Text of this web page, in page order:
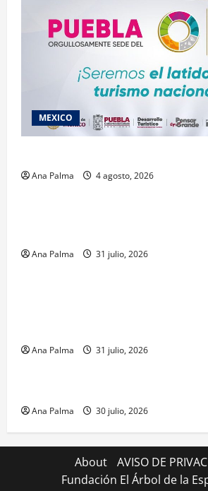
MEXICO
Ana Palma 4 agosto, 2026
Estados
Ana Palma 31 julio, 2026
MEXICO
Ana Palma 31 julio, 2026
MEXICO
Ana Palma 30 julio, 2026
About
AVISO DE
Fundación El Árbol de la